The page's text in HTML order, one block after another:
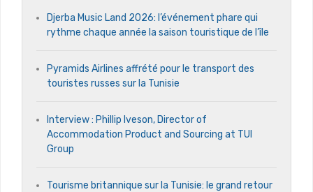
Djerba Music Land 2026: l’événement phare qui
rythme chaque année la saison touristique de l’île
Pyramids Airlines affrété pour le transport des
touristes russes sur la Tunisie
Interview : Phillip Iveson, Director of
Accommodation Product and Sourcing at TUI
Group
Tourisme britannique sur la Tunisie: le grand retour